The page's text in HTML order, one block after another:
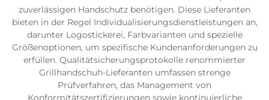
zuverlässigen Handschutz benötigen. Diese Lieferanten
bieten in der Regel Individualisierungsdienstleistungen an,
darunter Logostickerei, Farbvarianten und spezielle
Größenoptionen, um spezifische Kundenanforderungen zu
erfüllen. Qualitätsicherungsprotokolle renommierter
Grillhandschuh-Lieferanten umfassen strenge
Prüfverfahren, das Management von
Konformitätszertifizierungen sowie kontinuierliche